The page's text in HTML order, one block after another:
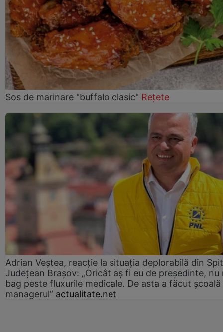
Sos de marinare "buffalo clasic" Rețete
Adrian Veștea, reacție la situația deplorabilă din
Județean Brașov: „Oricât aș fi eu de președinte, nu
bag peste fluxurile medicale. De asta a făcut școală
managerul” actualitate.net